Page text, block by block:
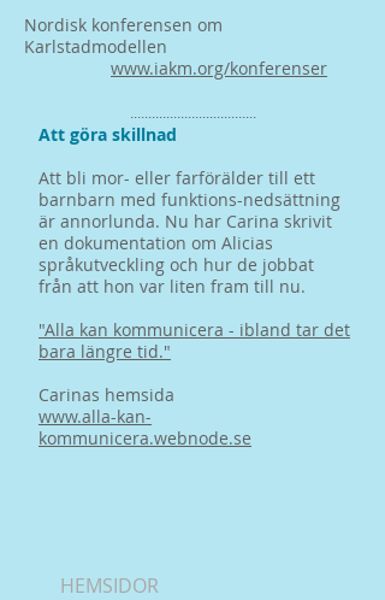
Nordisk konferensen om
Karlstadmodellen
www.iakm.org/konferenser
​​...................................​
Att göra skillnad
Att bli mor- eller farförälder till ett
barnbarn med funktions-nedsättning
är annorlunda. Nu har Carina skrivit
en dokumentation om Alicias
språkutveckling och hur de jobbat
från att hon var liten fram till nu.
"Alla kan kommunicera - ibland tar det
bara längre tid."
​Carinas hemsida
www.alla-kan-
kommunicera.webnode.se
HEMSIDOR